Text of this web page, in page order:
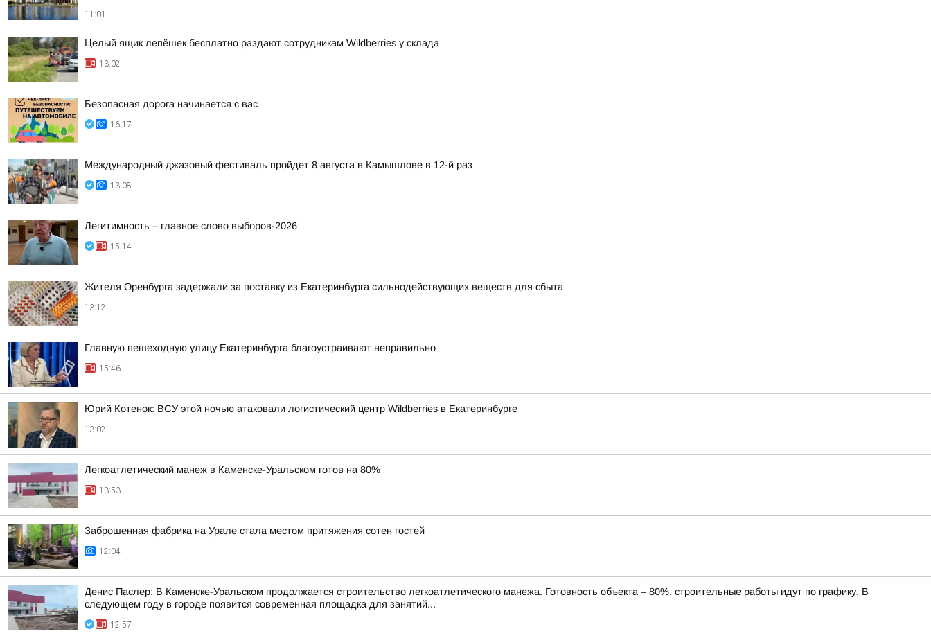
11:01
Целый ящик лепёшек бесплатно раздают сотрудникам Wildberries у склада
13:02
Безопасная дорога начинается с вас
16:17
Международный джазовый фестиваль пройдет 8 августа в Камышлове в 12-й раз
13:08
Легитимность – главное слово выборов-2026
15:14
Жителя Оренбурга задержали за поставку из Екатеринбурга сильнодействующих веществ для сбыта
13:12
Главную пешеходную улицу Екатеринбурга благоустраивают неправильно
15:46
Юрий Котенок: ВСУ этой ночью атаковали логистический центр Wildberries в Екатеринбурге
13:02
Легкоатлетический манеж в Каменске-Уральском готов на 80%
13:53
Заброшенная фабрика на Урале стала местом притяжения сотен гостей
12:04
Денис Паслер: В Каменске-Уральском продолжается строительство легкоатлетического манежа. Готовность объекта – 80%, строительные работы идут по графику. В
следующем году в городе появится современная площадка для занятий...
12:57